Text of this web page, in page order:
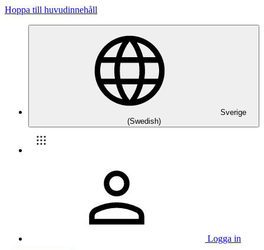
Hoppa till huvudinnehåll
Sverige
(Swedish)
Logga in